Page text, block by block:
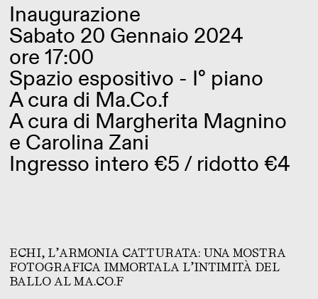
Inaugurazione
Sabato 20 Gennaio 2024
ore 17:00
Spazio espositivo - I° piano
A cura di Ma.Co.f
A cura di Margherita Magnino
e Carolina Zani
Ingresso intero €5 / ridotto €4
ECHI, L’ARMONIA CATTURATA: UNA MOSTRA
FOTOGRAFICA IMMORTALA L’INTIMITÀ DEL
BALLO AL MA.CO.F